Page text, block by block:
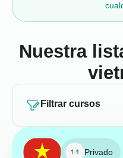
Nuestra
Filtrar cursos
Privado